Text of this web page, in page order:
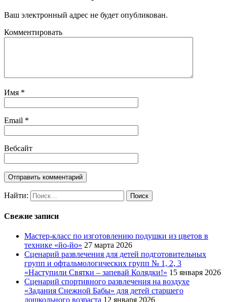
Ваш электронный адрес не будет опубликован.
Комментировать
Имя *
Email *
Вебсайт
Найти:
Свежие записи
Мастер-класс по изготовлению подушки из цветов в
технике «йо-йо» 27 марта 2026
Сценарий развлечения для детей подготовительных
групп и офтальмологических групп № 1, 2, 3
«Наступили Святки – запевай Колядки!» 15 января 2026
Сценарий спортивного развлечения на воздухе
«Задания Снежной Бабы» для детей старшего
дошкольного возраста 12 января 2026